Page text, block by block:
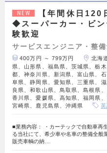
NEW
【年間休日120
◆スーパーカー・ビン
験歓迎
サービスエンジニア・整
400万円 ～ 799万円
北海
県、山形県、福島県、茨城県、栃
都、神奈川県、新潟県、富山県、
阜県、静岡県、愛知県、三重県、
良県、和歌山県、鳥取県、島根県
香川県、愛媛県、高知県、福岡県
宮崎県、鹿児島県、沖縄県
■業務内容： ・カーテックで自動車再
る当社にて、希少車や名車の整備全般
販売車輌の納…